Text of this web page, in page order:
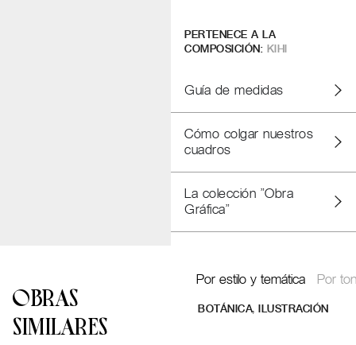
PERTENECE A LA
COMPOSICIÓN: KIHI
Guía de medidas
Cómo colgar nuestros
cuadros
La colección "Obra
Gráfica"
OBRAS
SIMILARES
Por estilo y temática Por
BOTÁNICA, ILUSTRACIÓN